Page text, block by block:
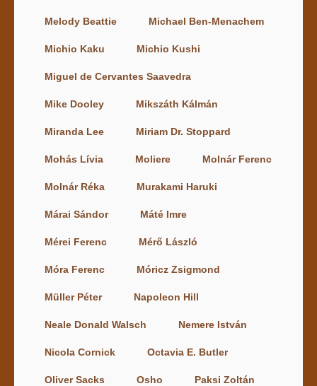
Melody Beattie Michael Ben-Menachem
Michio Kaku Michio Kushi
Miguel de Cervantes Saavedra
Mike Dooley Mikszáth Kálmán
Miranda Lee Miriam Dr. Stoppard
Mohás Lívia Moliere Molnár Ferenc
Molnár Réka Murakami Haruki
Márai Sándor Máté Imre
Mérei Ferenc Mérő László
Móra Ferenc Móricz Zsigmond
Müller Péter Napoleon Hill
Neale Donald Walsch Nemere István
Nicola Cornick Octavia E. Butler
Oliver Sacks Osho Paksi Zoltán